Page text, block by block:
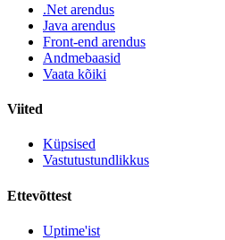
.Net arendus
Java arendus
Front-end arendus
Andmebaasid
Vaata kõiki
Viited
Küpsised
Vastutustundlikkus
Ettevõttest
Uptime'ist